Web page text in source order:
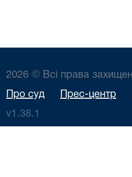
2026 © Всі права
Про суд Прес-центр
v1.38.1